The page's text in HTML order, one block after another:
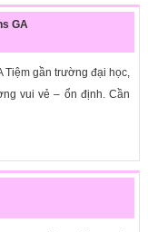
GA
Tiệm gần trường đại học,
vui vẻ – ổn định. Cần